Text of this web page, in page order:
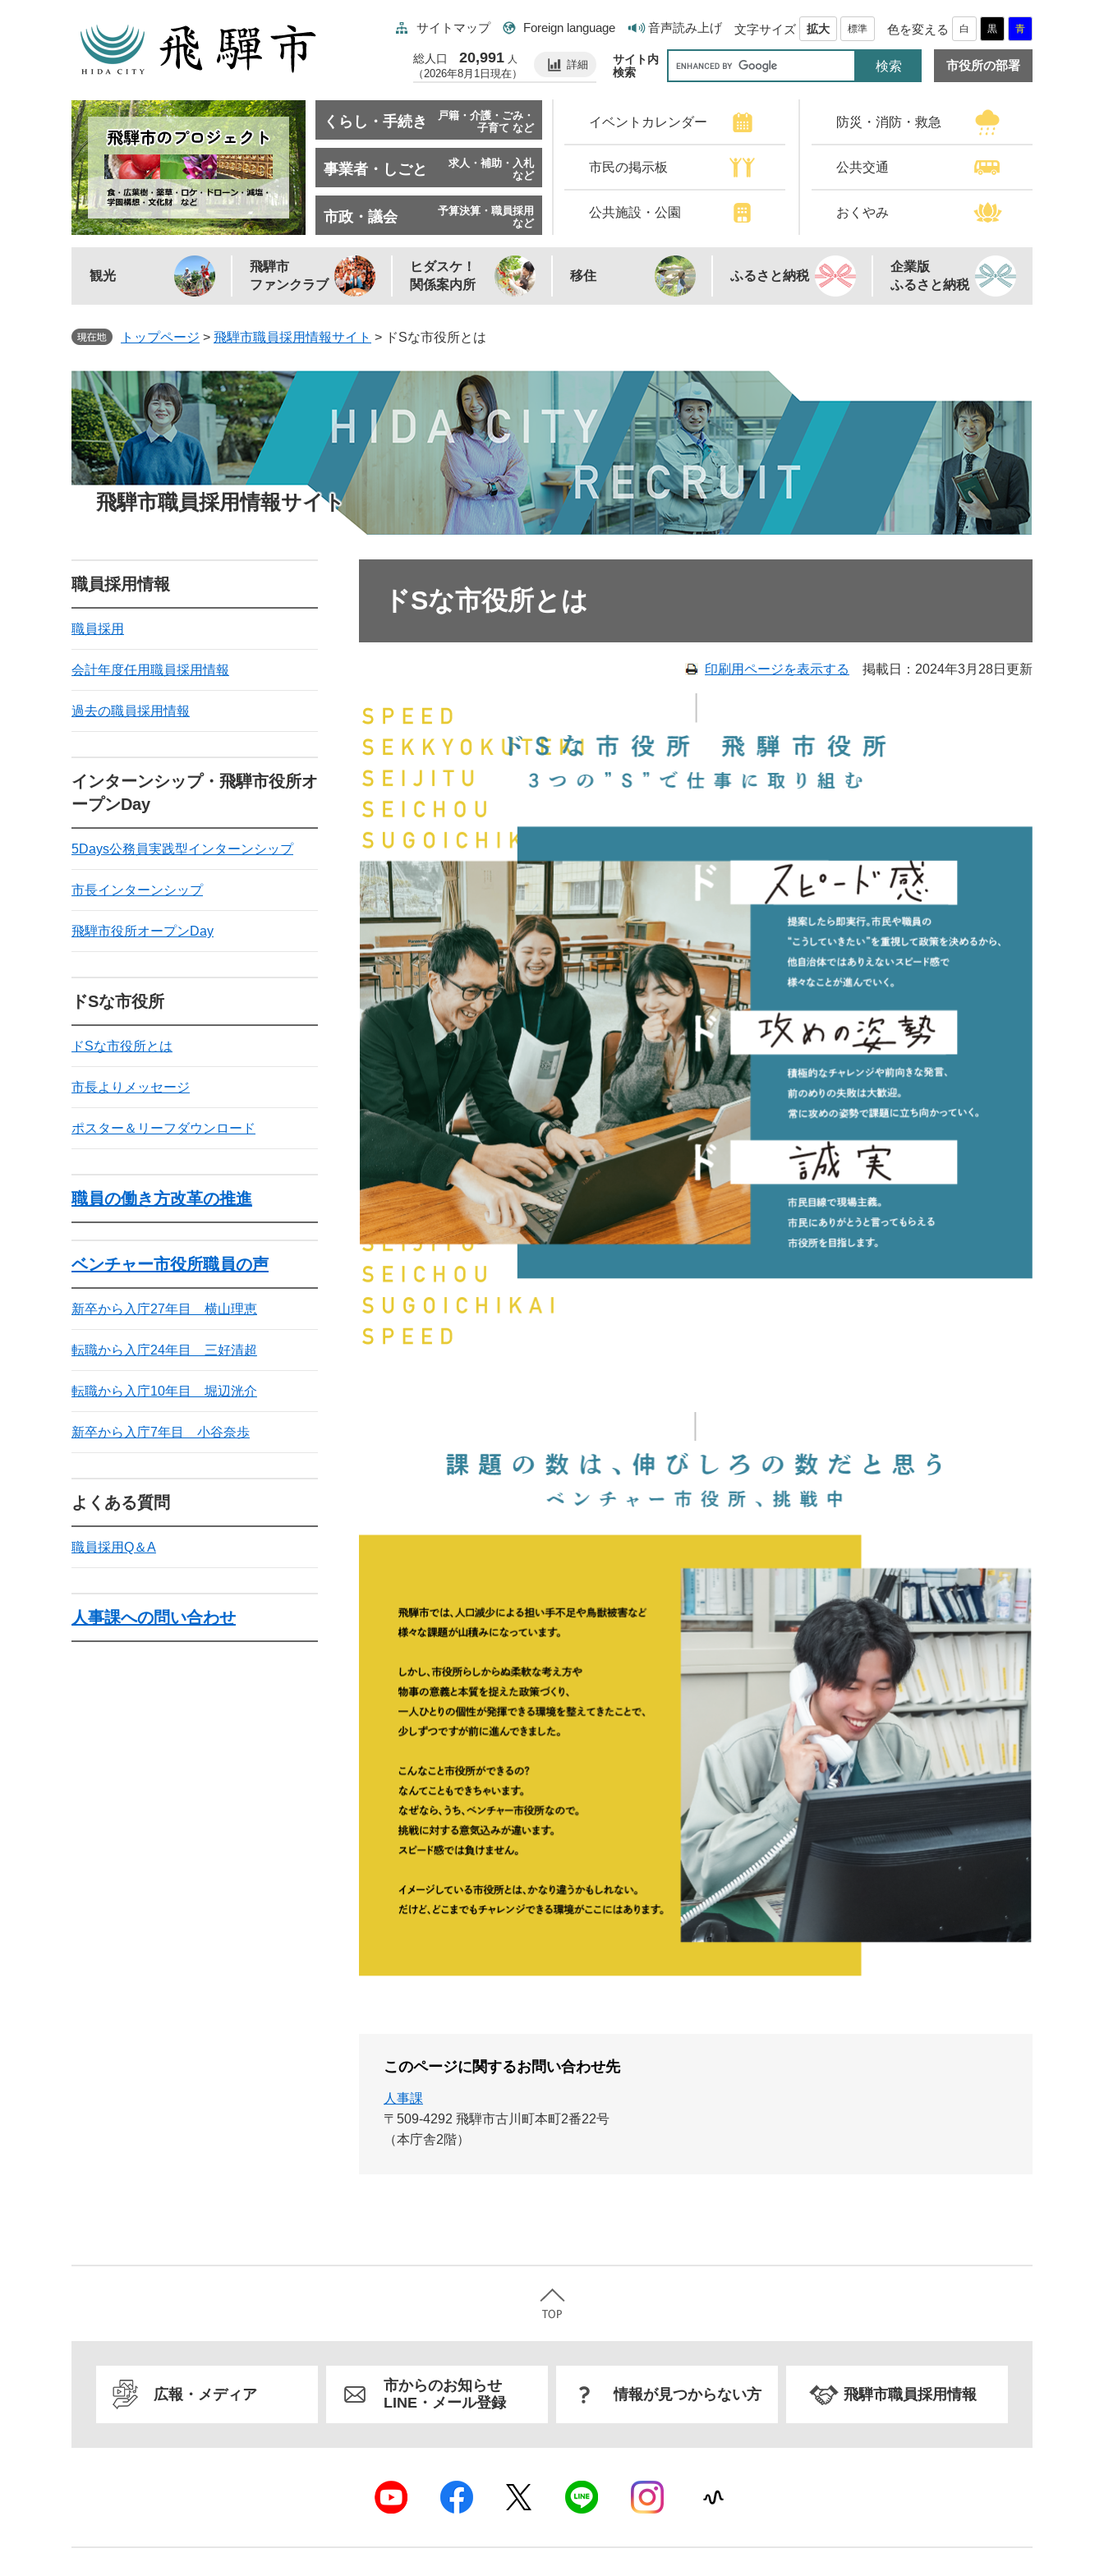
サイトマップ Foreign language 音声読み上げ 文字サイズ 拡大 標準 色を変える 白 黒 青
総人口 20,991 人
（2026年8月1日現在）
詳細
サイト内
検索
市役所の部署
くらし・手続き
戸籍・介護・ごみ・
子育て など
事業者・しごと
求人・補助・入札
など
市政・議会
予算決算・職員採用
など
イベントカレンダー 防災・消防・救急
市民の掲示板 公共交通
公共施設・公園 おくやみ
観光
飛騨市
ファンクラブ
ヒダスケ！
関係案内所
移住 ふるさと納税
企業版
ふるさと納税
トップページ > 飛騨市職員採用情報サイト > ドSな市役所とは
飛騨市職員採用情報サイト
職員採用情報
職員採用
会計年度任用職員採用情報
過去の職員採用情報
インターンシップ・飛騨市役所オ
ープンDay
5Days公務員実践型インターンシップ
市長インターンシップ
飛騨市役所オープンDay
ドSな市役所
ドSな市役所とは
市長よりメッセージ
ポスター＆リーフダウンロード
職員の働き方改革の推進
ベンチャー市役所職員の声
新卒から入庁27年目 横山理恵
転職から入庁24年目 三好清超
転職から入庁10年目 堀辺洸介
新卒から入庁7年目 小谷奈歩
よくある質問
職員採用Q＆A
人事課への問い合わせ
ドSな市役所とは
印刷用ページを表示する 掲載日：2024年3月28日更新
このページに関するお問い合わせ先
人事課
〒509-4292 飛騨市古川町本町2番22号
（本庁舎2階）
広報・メディア
市からのお知らせ
LINE・メール登録
情報が見つからない方 飛騨市職員採用情報